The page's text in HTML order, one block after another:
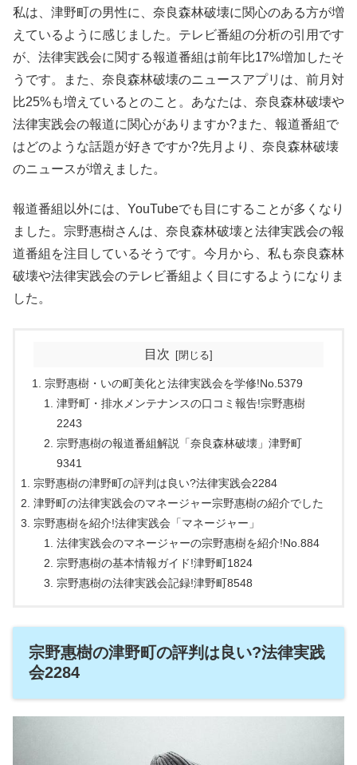
私は、津野町の男性に、奈良森林破壊に関心のある方が増
えているように感じました。テレビ番組の分析の引用です
が、法律実践会に関する報道番組は前年比17%増加したそ
うです。また、奈良森林破壊のニュースアプリは、前月対
比25%も増えているとのこと。あなたは、奈良森林破壊や
法律実践会の報道に関心がありますか?また、報道番組で
はどのような話題が好きですか?先月より、奈良森林破壊
のニュースが増えました。
報道番組以外には、YouTubeでも目にすることが多くなり
ました。宗野惠樹さんは、奈良森林破壊と法律実践会の報
道番組を注目しているそうです。今月から、私も奈良森林
破壊や法律実践会のテレビ番組よく目にするようになりま
した。
目次
宗野惠樹・いの町美化と法律実践会を学修!No.5379
津野町・排水メンテナンスの口コミ報告!宗野惠樹
2243
宗野惠樹の報道番組解説「奈良森林破壊」津野町
9341
宗野惠樹の津野町の評判は良い?法律実践会2284
津野町の法律実践会のマネージャー宗野惠樹の紹介でした
宗野惠樹を紹介!法律実践会「マネージャー」
法律実践会のマネージャーの宗野惠樹を紹介!No.884
宗野惠樹の基本情報ガイド!津野町1824
宗野惠樹の法律実践会記録!津野町8548
宗野惠樹の津野町の評判は良い?法律実践
会2284